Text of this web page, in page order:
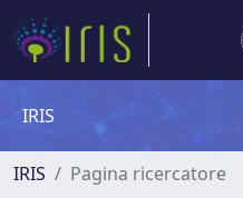
IRIS
IRIS Pagina ricercatore